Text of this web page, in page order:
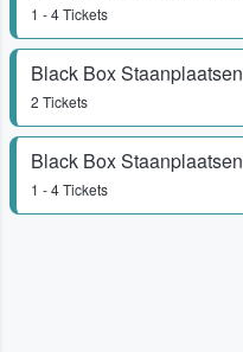
1 - 4 Tickets
Black Box Staanplaatsen
2 Tickets
Black Box Staanplaatsen
1 - 4 Tickets